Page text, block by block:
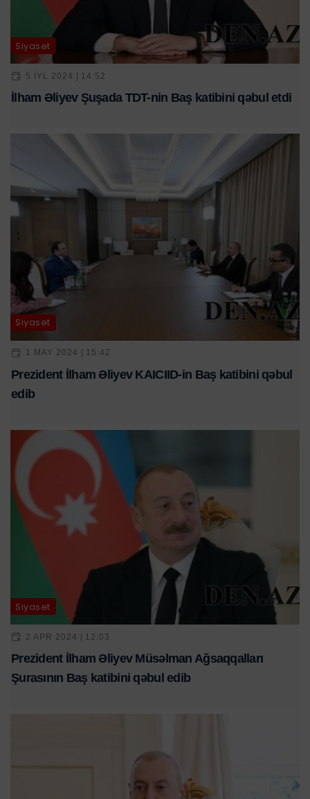
Siyasət
5 IYL 2024 | 14:52
İlham Əliyev Şuşada TDT-nin Baş katibini qəbul etdi
Siyasət
1 MAY 2024 | 15:42
Prezident İlham Əliyev KAICIID-in Baş katibini qəbul
edib
Siyasət
2 APR 2024 | 12:03
Prezident İlham Əliyev Müsəlman Ağsaqqalları
Şurasının Baş katibini qəbul edib